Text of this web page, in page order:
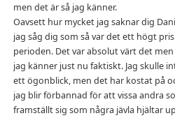
men det är så jag känner.
Oavsett hur mycket jag saknar dig
jag såg dig som så var det ett högt
perioden. Det var absolut värt det
jag känner just nu faktiskt. Jag skulle
ett ögonblick, men det har kostat på
jag blir förbannad för att vissa andra
framställt sig som några jävla hjältar